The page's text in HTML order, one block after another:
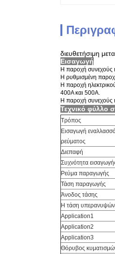
διευθετήσιμη
Εισαγωγή
Η παροχή συνεχούς
Η ρυθμισμένη
Η παροχή
400A και 500A.
Η παροχή συνεχούς
Τεχνικό φύλλο
Τρόπος
Εισαγωγή
ρεύματος
Διεπαφή
Συχνότητα
Ρεύμα παραγωγής
Τάση παραγωγής
Άνοδος τάσης
Η τάση
Application1
Application2
Application3
Θόρυβος